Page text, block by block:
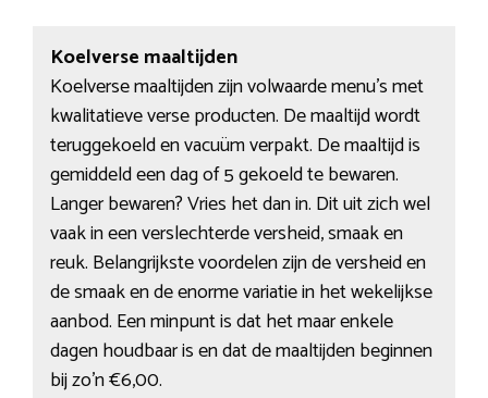
Koelverse maaltijden
Koelverse maaltijden zijn volwaarde menu’s met
kwalitatieve verse producten. De maaltijd wordt
teruggekoeld en vacuüm verpakt. De maaltijd is
gemiddeld een dag of 5 gekoeld te bewaren.
Langer bewaren? Vries het dan in. Dit uit zich wel
vaak in een verslechterde versheid, smaak en
reuk. Belangrijkste voordelen zijn de versheid en
de smaak en de enorme variatie in het wekelijkse
aanbod. Een minpunt is dat het maar enkele
dagen houdbaar is en dat de maaltijden beginnen
bij zo’n €6,00.